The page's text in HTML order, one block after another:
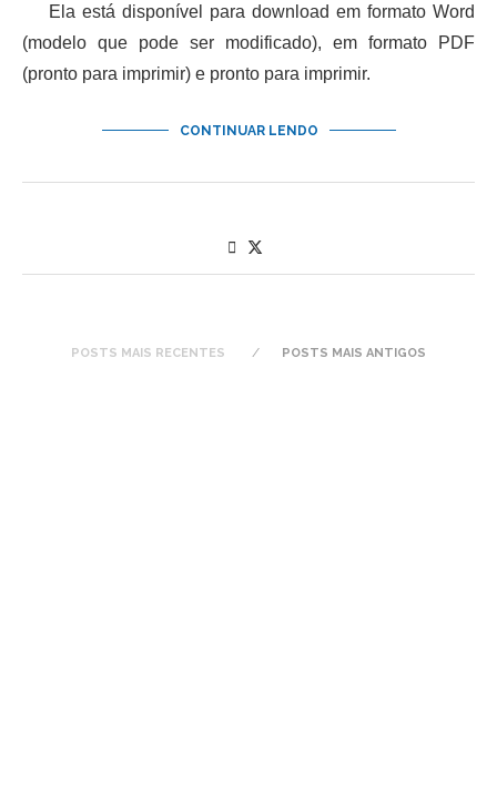
Ela está disponível para download em formato Word
(modelo que pode ser modificado), em formato PDF
(pronto para imprimir) e pronto para imprimir.
CONTINUAR LENDO
POSTS MAIS RECENTES POSTS MAIS ANTIGOS